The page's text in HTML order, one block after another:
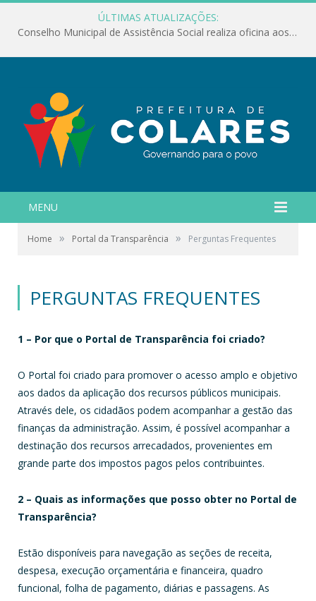
ÚLTIMAS ATUALIZAÇÕES:
Conselho Municipal de Assistência Social realiza oficina aos servidores
MENU
Home » Portal da Transparência » Perguntas Frequentes
PERGUNTAS FREQUENTES
1 – Por que o Portal de Transparência foi criado?
O Portal foi criado para promover o acesso amplo e objetivo
aos dados da aplicação dos recursos públicos municipais.
Através dele, os cidadãos podem acompanhar a gestão das
finanças da administração. Assim, é possível acompanhar a
destinação dos recursos arrecadados, provenientes em
grande parte dos impostos pagos pelos contribuintes.
2 – Quais as informações que posso obter no Portal de
Transparência?
Estão disponíveis para navegação as seções de receita,
despesa, execução orçamentária e financeira, quadro
funcional, folha de pagamento, diárias e passagens. As